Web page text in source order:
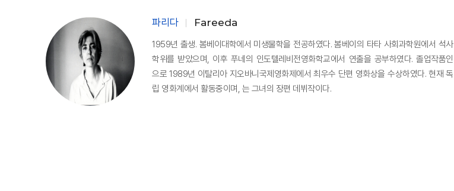
파리다 Fareeda
1959년 출생. 봄베이대학에서 미생물학을 전공하였다. 봄베이의 타타 사회과학원에서 석사
학위를 받았으며, 이후 푸네의 인도텔레비전영화학교에서 연출을 공부하였다. 졸업작품인
으로 1989년 이탈리아 지오바니국제영화제에서 최우수 단편 영화상을 수상하였다. 현재 독
립 영화계에서 활동중이며, 는 그녀의 장편 데뷔작이다.